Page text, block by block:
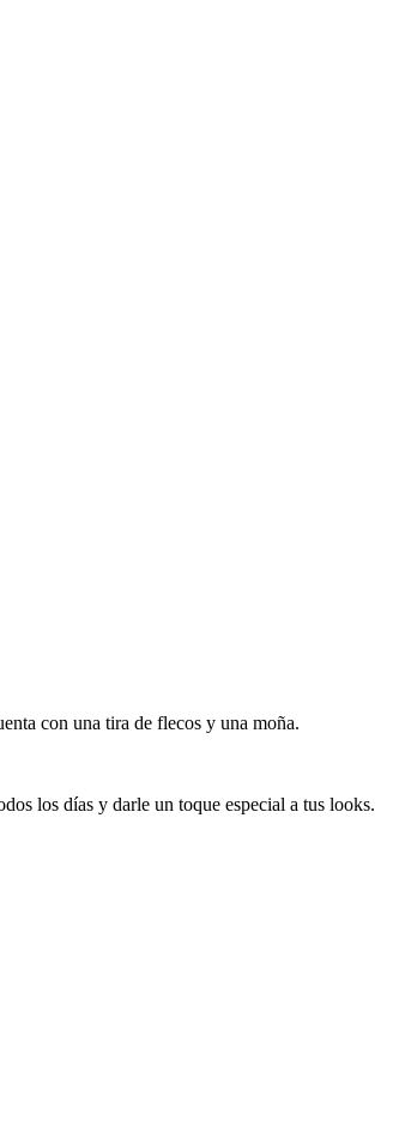
con una tira de flecos y una moña.
los días y darle un toque especial a tus looks.